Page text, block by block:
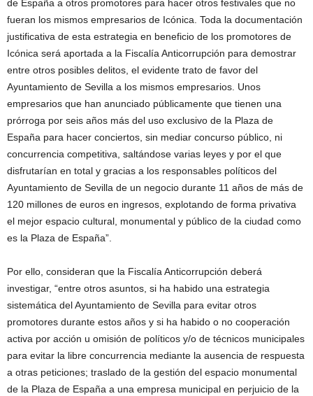
de España a otros promotores para hacer otros festivales que no
fueran los mismos empresarios de Icónica. Toda la documentación
justificativa de esta estrategia en beneficio de los promotores de
Icónica será aportada a la Fiscalía Anticorrupción para demostrar
entre otros posibles delitos, el evidente trato de favor del
Ayuntamiento de Sevilla a los mismos empresarios. Unos
empresarios que han anunciado públicamente que tienen una
prórroga por seis años más del uso exclusivo de la Plaza de
España para hacer conciertos, sin mediar concurso público, ni
concurrencia competitiva, saltándose varias leyes y por el que
disfrutarían en total y gracias a los responsables políticos del
Ayuntamiento de Sevilla de un negocio durante 11 años de más de
120 millones de euros en ingresos, explotando de forma privativa
el mejor espacio cultural, monumental y público de la ciudad como
es la Plaza de España”.
Por ello, consideran que la Fiscalía Anticorrupción deberá
investigar, “entre otros asuntos, si ha habido una estrategia
sistemática del Ayuntamiento de Sevilla para evitar otros
promotores durante estos años y si ha habido o no cooperación
activa por acción u omisión de políticos y/o de técnicos municipales
para evitar la libre concurrencia mediante la ausencia de respuesta
a otras peticiones; traslado de la gestión del espacio monumental
de la Plaza de España a una empresa municipal en perjuicio de la